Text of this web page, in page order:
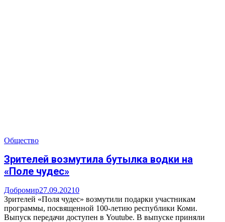
Общество
Зрителей возмутила бутылка водки на
«Поле чудес»
Добромир27.09.20210
Зрителей «Поля чудес» возмутили подарки участникам
программы, посвященной 100-летию республики Коми.
Выпуск передачи доступен в Youtube. В выпуске приняли